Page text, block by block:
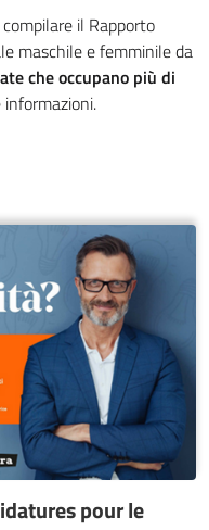
il Rapporto
maschile e femminileda
che occupano più di
pour le